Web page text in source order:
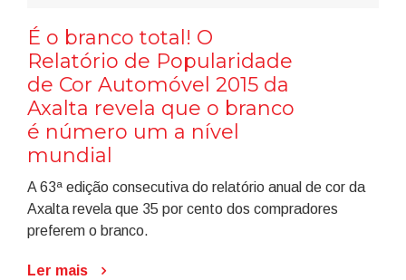
É o branco total! O
Relatório de Popularidade
de Cor Automóvel 2015 da
Axalta revela que o branco
é número um a nível
mundial
A 63ª edição consecutiva do relatório anual de cor da
Axalta revela que 35 por cento dos compradores
preferem o branco.
Ler mais